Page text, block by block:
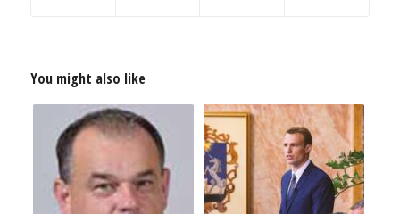
You might also like